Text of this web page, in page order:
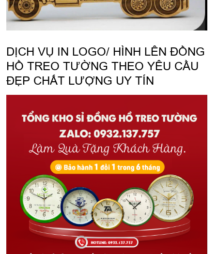
DỊCH VỤ IN LOGO/ HÌNH LÊN ĐỒNG
HỒ TREO TƯỜNG THEO YÊU CẦU
ĐẸP CHẤT LƯỢNG UY TÍN